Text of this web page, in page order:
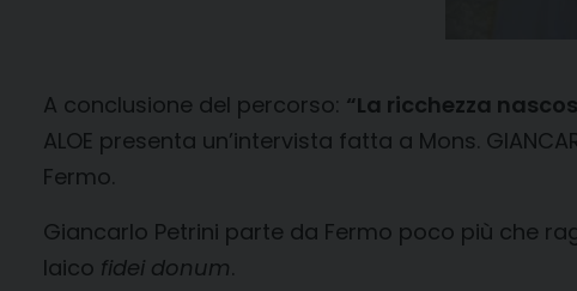
A conclusione del percorso: “La ricchezza
ALOE presenta un’intervista fatta a Mons.
Fermo.
Giancarlo Petrini parte da Fermo poco più che
laico fidei donum.